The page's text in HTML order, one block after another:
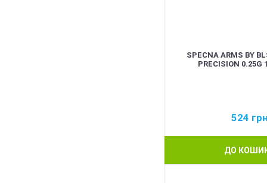
SPECNA ARMS BY
PRECISION 0.25G
524
ДО